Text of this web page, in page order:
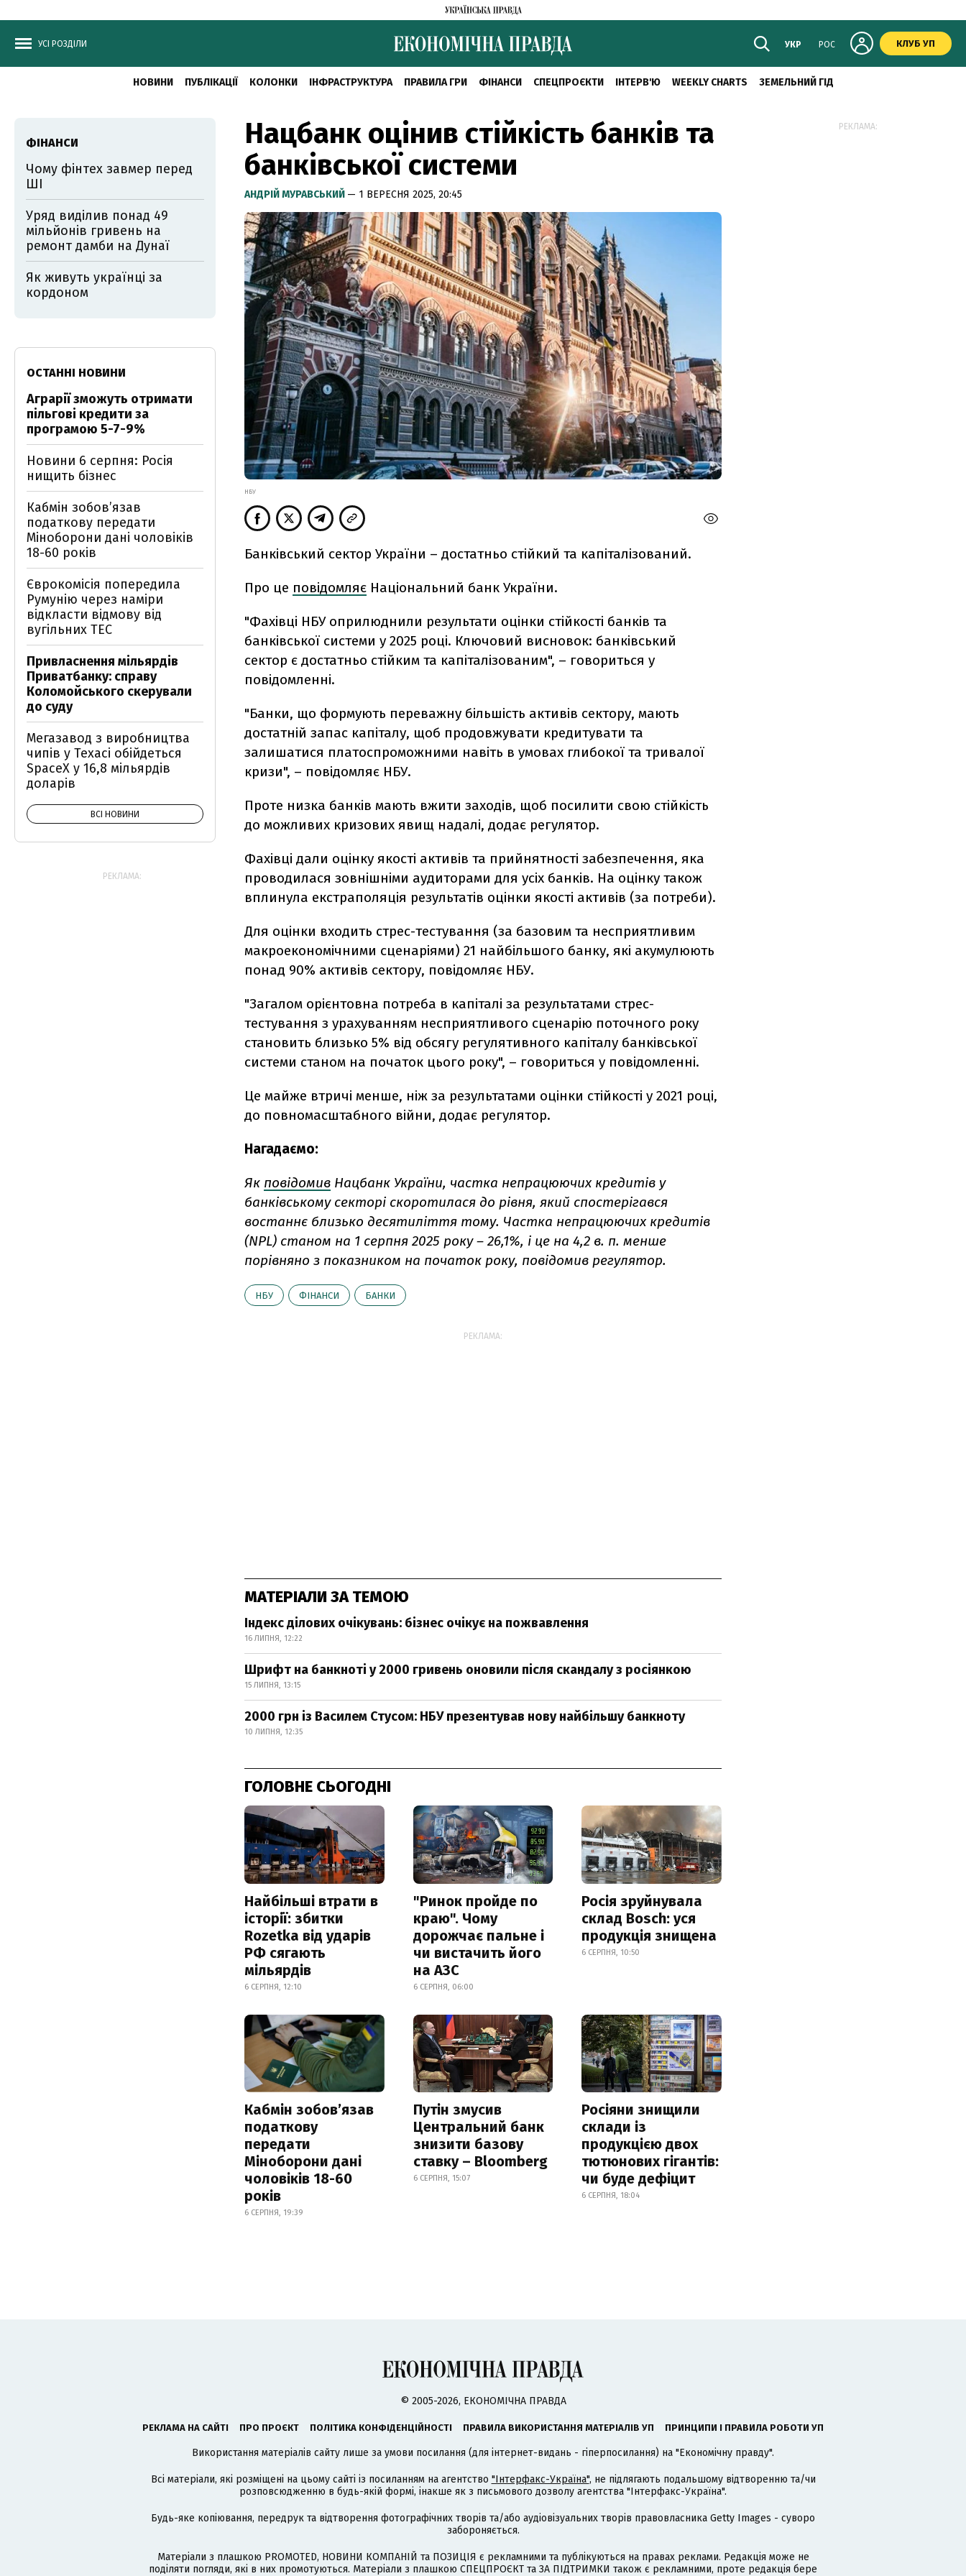
УСІ РОЗДІЛИ УКР РОС КЛУБ УП
НОВИНИ ПУБЛІКАЦІЇ КОЛОНКИ ІНФРАСТРУКТУРА ПРАВИЛА ГРИ ФІНАНСИ СПЕЦПРОЄКТИ ІНТЕРВ'Ю WEEKLY CHARTS ЗЕМЕЛЬНИЙ ГІД
Нацбанк оцінив стійкість банків та
банківської системи
АНДРІЙ МУРАВСЬКИЙ — 1 ВЕРЕСНЯ 2025, 20:45
НБУ
Банківський сектор України – достатньо стійкий та капіталізований.
Про це повідомляє Національний банк України.
"Фахівці НБУ оприлюднили результати оцінки стійкості банків та
банківської системи у 2025 році. Ключовий висновок: банківський
сектор є достатньо стійким та капіталізованим", – говориться у
повідомленні.
"Банки, що формують переважну більшість активів сектору, мають
достатній запас капіталу, щоб продовжувати кредитувати та
залишатися платоспроможними навіть в умовах глибокої та тривалої
кризи", – повідомляє НБУ.
Проте низка банків мають вжити заходів, щоб посилити свою стійкість
до можливих кризових явищ надалі, додає регулятор.
Фахівці дали оцінку якості активів та прийнятності забезпечення, яка
проводилася зовнішніми аудиторами для усіх банків. На оцінку також
вплинула екстраполяція результатів оцінки якості активів (за потреби).
Для оцінки входить стрес-тестування (за базовим та несприятливим
макроекономічними сценаріями) 21 найбільшого банку, які акумулюють
понад 90% активів сектору, повідомляє НБУ.
"Загалом орієнтовна потреба в капіталі за результатами стрес-
тестування з урахуванням несприятливого сценарію поточного року
становить близько 5% від обсягу регулятивного капіталу банківської
системи станом на початок цього року", – говориться у повідомленні.
Це майже втричі менше, ніж за результатами оцінки стійкості у 2021 році,
до повномасштабного війни, додає регулятор.
Нагадаємо:
Як повідомив Нацбанк України, частка непрацюючих кредитів у
банківському секторі скоротилася до рівня, який спостерігався
востаннє близько десятиліття тому. Частка непрацюючих кредитів
(NPL) станом на 1 серпня 2025 року – 26,1%, і це на 4,2 в. п. менше
порівняно з показником на початок року, повідомив регулятор.
НБУ ФІНАНСИ БАНКИ
РЕКЛАМА:
МАТЕРІАЛИ ЗА ТЕМОЮ
Індекс ділових очікувань: бізнес очікує на пожвавлення
16 ЛИПНЯ, 12:22
Шрифт на банкноті у 2000 гривень оновили після скандалу з росіянкою
15 ЛИПНЯ, 13:15
2000 грн із Василем Стусом: НБУ презентував нову найбільшу банкноту
10 ЛИПНЯ, 12:35
ГОЛОВНЕ СЬОГОДНІ
Найбільші втрати в
історії: збитки
Rozetka від ударів
РФ сягають
мільярдів
6 СЕРПНЯ, 12:10
"Ринок пройде по
краю". Чому
дорожчає пальне і
чи вистачить його
на АЗС
6 СЕРПНЯ, 06:00
Росія зруйнувала
склад Bosch: уся
продукція знищена
6 СЕРПНЯ, 10:50
Кабмін зобовʼязав
податкову
передати
Міноборони дані
чоловіків 18-60
років
6 СЕРПНЯ, 19:39
Путін змусив
Центральний банк
знизити базову
ставку – Bloomberg
6 СЕРПНЯ, 15:07
Росіяни знищили
склади із
продукцією двох
тютюнових гігантів:
чи буде дефіцит
6 СЕРПНЯ, 18:04
ФІНАНСИ
Чому фінтех завмер перед
ШІ
Уряд виділив понад 49
мільйонів гривень на
ремонт дамби на Дунаї
Як живуть українці за
кордоном
ОСТАННІ НОВИНИ
Аграрії зможуть отримати
пільгові кредити за
програмою 5-7-9%
Новини 6 серпня: Росія
нищить бізнес
Кабмін зобовʼязав
податкову передати
Міноборони дані чоловіків
18-60 років
Єврокомісія попередила
Румунію через наміри
відкласти відмову від
вугільних ТЕС
Привласнення мільярдів
Приватбанку: справу
Коломойського скерували
до суду
Мегазавод з виробництва
чипів у Техасі обійдеться
SpaceX у 16,8 мільярдів
доларів
ВСІ НОВИНИ
РЕКЛАМА:
РЕКЛАМА:
© 2005-2026, ЕКОНОМІЧНА ПРАВДА
РЕКЛАМА НА САЙТІ ПРО ПРОЄКТ ПОЛІТИКА КОНФІДЕНЦІЙНОСТІ ПРАВИЛА ВИКОРИСТАННЯ МАТЕРІАЛІВ УП ПРИНЦИПИ І ПРАВИЛА РОБОТИ УП
Використання матеріалів сайту лише за умови посилання (для інтернет-видань - гіперпосилання) на "Економічну правду".
Всі матеріали, які розміщені на цьому сайті із посиланням на агентство "Інтерфакс-Україна", не підлягають подальшому відтворенню та/чи
розповсюдженню в будь-якій формі, інакше як з письмового дозволу агентства "Інтерфакс-Україна".
Будь-яке копіювання, передрук та відтворення фотографічних творів та/або аудіовізуальних творів правовласника Getty Images - суворо
забороняється.
Матеріали з плашкою PROMOTED, НОВИНИ КОМПАНІЙ та ПОЗИЦІЯ є рекламними та публікуються на правах реклами. Редакція може не
поділяти погляди, які в них промотуються. Матеріали з плашкою СПЕЦПРОЄКТ та ЗА ПІДТРИМКИ також є рекламними, проте редакція бере